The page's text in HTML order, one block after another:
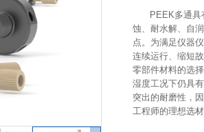
PEEK多通
蚀、耐水解、自
点。为满足仪器
连续运行、缩短
零部件材料的选
湿度工况下仍具
突出的耐磨性，
工程师的理想选材